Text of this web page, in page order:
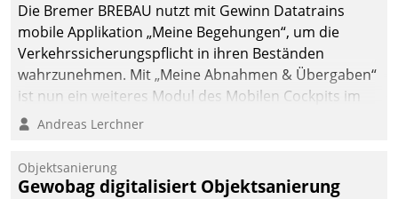
Die Bremer BREBAU nutzt mit Gewinn Datatrains
mobile Applikation „Meine Begehungen“, um die
Verkehrssicherungspflicht in ihren Beständen
wahrzunehmen. Mit „Meine Abnahmen & Übergaben“
ist nun ein weiteres Modul des Mobilen Cockpits im
Einsatz.
Andreas Lerchner
Objektsanierung
Gewobag digitalisiert Objektsanierung